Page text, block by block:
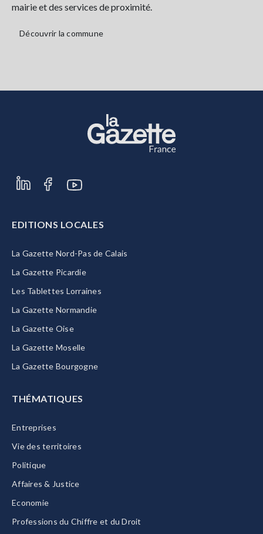
mairie et des services de proximité.
Découvrir la commune
EDITIONS LOCALES
La Gazette Nord-Pas de Calais
La Gazette Picardie
Les Tablettes Lorraines
La Gazette Normandie
La Gazette Oise
La Gazette Moselle
La Gazette Bourgogne
THÉMATIQUES
Entreprises
Vie des territoires
Politique
Affaires & Justice
Economie
Professions du Chiffre et du Droit